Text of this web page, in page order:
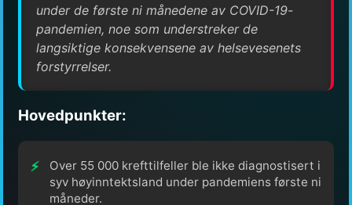
under de første ni månedene av COVID-19-
pandemien, noe som understreker de
langsiktige konsekvensene av helsevesenets
forstyrrelser.
Hovedpunkter:
Over 55 000 krefttilfeller ble ikke diagnostisert i
syv høyinntektsland under pandemiens første ni
måneder.